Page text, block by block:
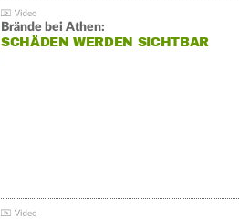
Brände bei Athen:
SCHÄDEN WERDEN SICHTBAR